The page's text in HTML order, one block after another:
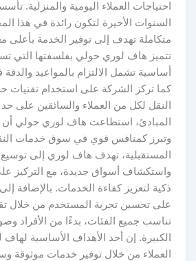
احتياجات العملاء اليومية والمنزلية.
السنوات الأخيرة لتكون رائدة في هذا
متكاملة تهدف إلى توفير الخدمة بأعلى
تتميز هاف لوري حولي بفلسفتها التي
أساسية تشمل الالتزام بالمواعيد
كما تركز الشركة على استخدام تقنيات
النقل لكل من العملاء والسائقين على
المبادئ، استطاعت هاف لوري حولي أن
وتبرز كمنافس قوي في سوق خدمات
المستقبلية، تهدف هاف لوري إلى
واستكشاف أسواق جديدة، مع التركيز
ذكية لتعزيز كفاءة الخدمات. بالإضافة
على تحسين تجربة المستخدم من خلال
تناسب جميع الفئات، بدءًا من الأفراد
الكبيرة. إن أحد الأهداف الأساسية
العملاء من خلال توفير خدمات موثوقة